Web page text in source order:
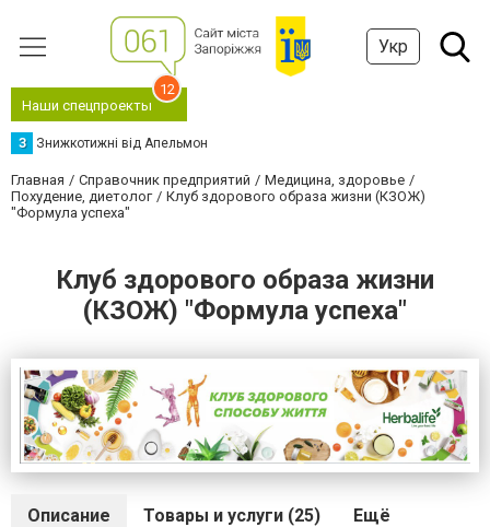
Укр
Наши спецпроекты
12
З Знижкотижні від Апельмон
Главная Справочник предприятий
Медицина, здоровье
Похудение, диетолог
Клуб здорового образа жизни (КЗОЖ)
"Формула успеха"
Клуб здорового образа жизни
(КЗОЖ) "Формула успеха"
Описание Товары и услуги (25) Ещё